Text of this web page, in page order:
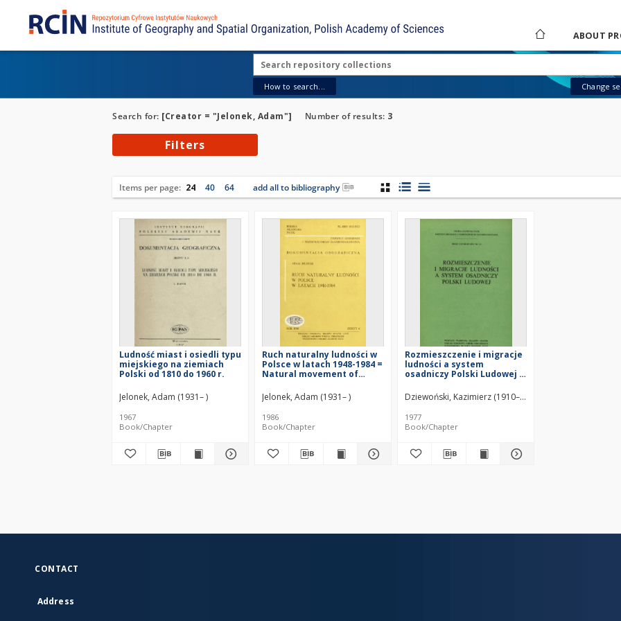
ABOUT
How to search... Change
Search for: [Creator = "Jelonek, Adam"] Number of results: 3
Filters
Items per page: 24 40 64 add all to bibliography
Ludność miast i osiedli typu
miejskiego na ziemiach
Polski od 1810 do 1960 r.
Jelonek, Adam (1931– )
1967
Book/Chapter
Ruch naturalny ludności w
Polsce w latach 1948-1984 =
Natural movement of
1948-1984 period
Jelonek, Adam (1931– )
1986
Book/Chapter
Rozmieszczenie i migracje
ludności a system
osadniczy Polski Ludowej =
naseleniâ i sistema
rasseleniâ v Pol'še =
Distribution, migrations of
population and settlement
system of Poland
Dziewoński, Kazimierz (1910–1994)
1977
Book/Chapter
CONTACT
Address